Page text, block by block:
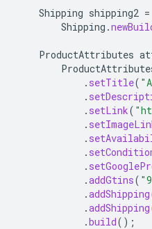
Shipping shipping2 =
Shipping .
ProductAttributes
. setTitle(
.
. setLink(
.
.
.
.
.addGtins(
.addShipping
.addShipping
.build();